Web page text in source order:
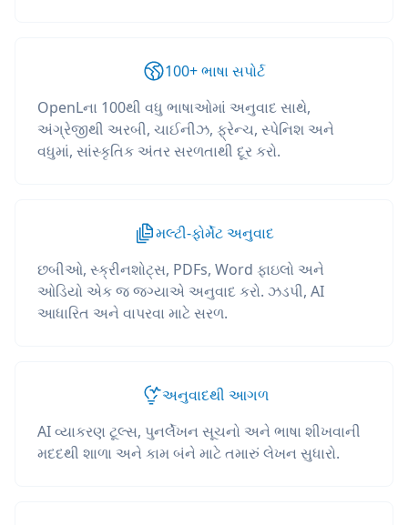
100+ ભાષા સપોર્ટ
OpenLના 100થી વધુ ભાષાઓમાં અનુવાદ સાથે,
અંગ્રેજીથી અરબી, ચાઈનીઝ, ફ્રેન્ચ, સ્પેનિશ અને
વધુમાં, સાંસ્કૃતિક અંતર સરળતાથી દૂર કરો.
મલ્ટી-ફોર્મેટ અનુવાદ
છબીઓ, સ્ક્રીનશોટ્સ, PDFs, Word ફાઇલો અને
ઓડિયો એક જ જગ્યાએ અનુવાદ કરો. ઝડપી, AI
આધારિત અને વાપરવા માટે સરળ.
અનુવાદથી આગળ
AI વ્યાકરણ ટૂલ્સ, પુનર્લેખન સૂચનો અને ભાષા શીખવાની
મદદથી શાળા અને કામ બંને માટે તમારું લેખન સુધારો.